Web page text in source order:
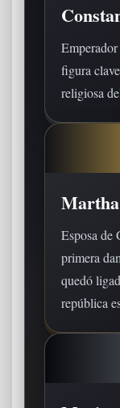
figura
religiosa
Esposa de
primera
quedó
república